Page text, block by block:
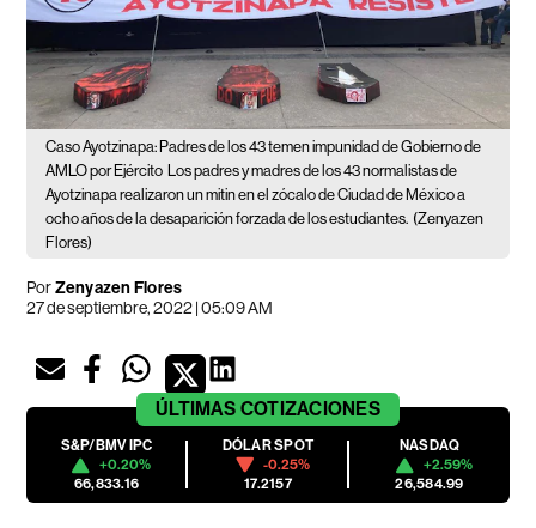
Caso Ayotzinapa: Padres de los 43 temen impunidad de Gobierno de
AMLO por Ejército Los padres y madres de los 43 normalistas de
Ayotzinapa realizaron un mitin en el zócalo de Ciudad de México a
ocho años de la desaparición forzada de los estudiantes. (Zenyazen
Flores)
PorZenyazen Flores
27 de septiembre, 2022 | 05:09 AM
ÚLTIMAS COTIZACIONES
S&P/BMV IPC
+0.20%
66,833.16
DÓLAR SPOT
-0.25%
17.2157
NASDAQ
+2.59%
26,584.99